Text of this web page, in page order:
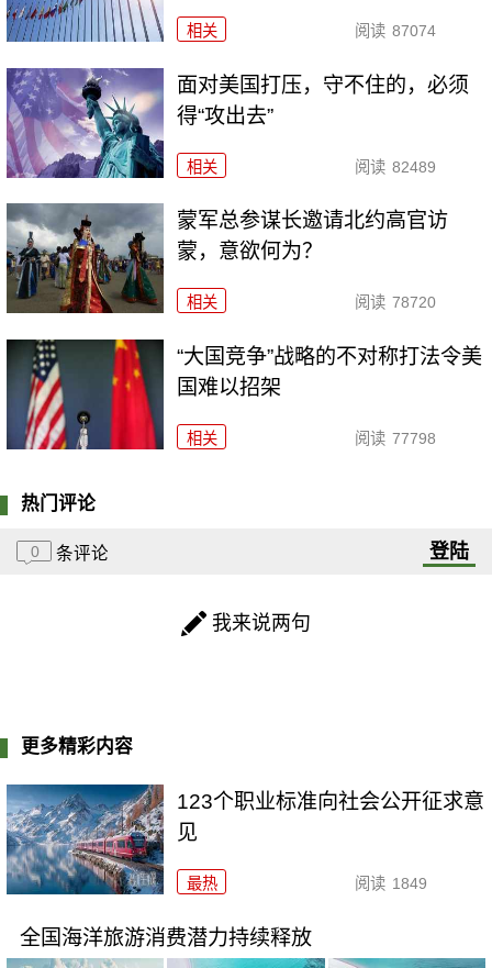
相关 阅读 87074
面对美国打压，守不住的，必须
得“攻出去”
相关 阅读 82489
​蒙军总参谋长邀请北约高官访
蒙，意欲何为？
相关 阅读 78720
“大国竞争”战略的不对称打法令美
国难以招架
相关 阅读 77798
热门评论
0 条评论 登陆
我来说两句
更多精彩内容
123个职业标准向社会公开征求意
见
最热 阅读 1849
全国海洋旅游消费潜力持续释放